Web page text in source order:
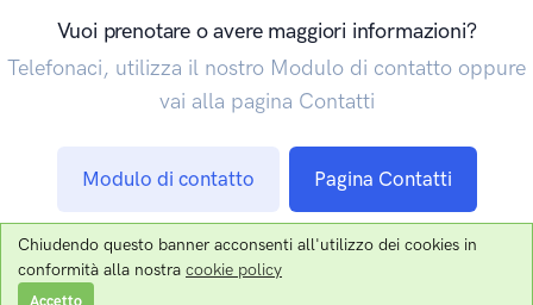
Chiudendo questo banner acconsenti all'utilizzo dei cookies in
conformità alla nostra cookie policy
Accetto
Vuoi prenotare o avere maggiori informazioni?
Telefonaci, utilizza il nostro Modulo di contatto oppure
vai alla pagina Contatti
Modulo di contatto Pagina Contatti
Via Fontana, 2 - 20122 Milano - Tel: 02 7631 6689 - Copyright